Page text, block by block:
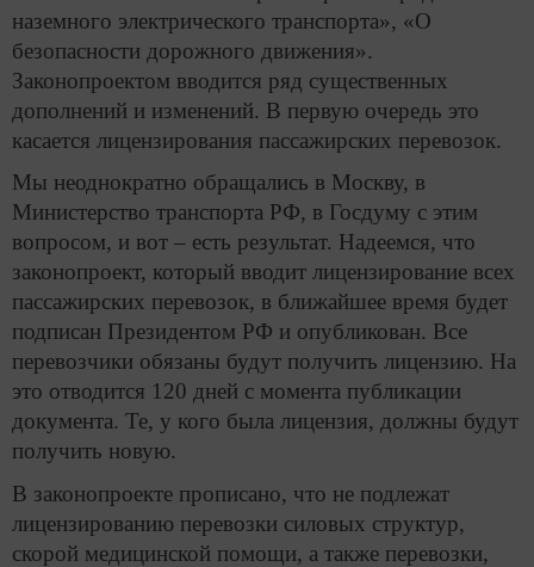
наземного электрического транспорта», «О
безопасности дорожного движения».
Законопроектом вводится ряд существенных
дополнений и изменений. В первую очередь это
касается лицензирования пассажирских перевозок.
Мы неоднократно обращались в Москву, в
Министерство транспорта РФ, в Госдуму с этим
вопросом, и вот – есть результат. Надеемся, что
законопроект, который вводит лицензирование всех
пассажирских перевозок, в ближайшее время будет
подписан Президентом РФ и опубликован. Все
перевозчики обязаны будут получить лицензию. На
это отводится 120 дней с момента публикации
документа. Те, у кого была лицензия, должны будут
получить новую.
В законопроекте прописано, что не подлежат
лицензированию перевозки силовых структур,
скорой медицинской помощи, а также перевозки,